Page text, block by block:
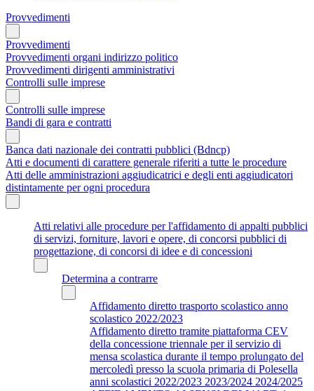
Provvedimenti
Provvedimenti
Provvedimenti organi indirizzo politico
Provvedimenti dirigenti amministrativi
Controlli sulle imprese
Controlli sulle imprese
Bandi di gara e contratti
Banca dati nazionale dei contratti pubblici (Bdncp)
Atti e documenti di carattere generale riferiti a tutte le procedure
Atti delle amministrazioni aggiudicatrici e degli enti aggiudicatori
distintamente per ogni procedura
Atti relativi alle procedure per l'affidamento di appalti pubblici
di servizi, forniture, lavori e opere, di concorsi pubblici di
progettazione, di concorsi di idee e di concessioni
Determina a contrarre
Affidamento diretto trasporto scolastico anno
scolastico 2022/2023
Affidamento diretto tramite piattaforma CEV
della concessione triennale per il servizio di
mensa scolastica durante il tempo prolungato del
mercoledì presso la scuola primaria di Polesella
anni scolastici 2022/2023 2023/2024 2024/2025